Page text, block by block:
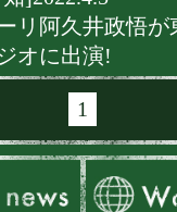
rscproducts 15
開催!
[告知]2022.5.7
福田直樹氏が
に出演!